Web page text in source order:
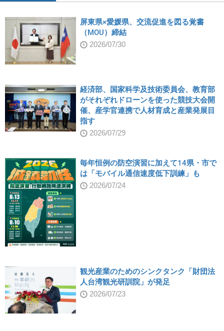
屏東県×愛媛県、交流促進を図る覚書
（MOU）締結
2026/07/30
経済部、国家科学及技術委員会、教育部
がそれぞれドローンを使った競技大会開
催、産学官連携で人材育成と産業発展目
指す
2026/07/29
毎年恒例の防空演習に加えて14県・市で
は「モバイル通信速度低下訓練」も
2026/07/24
観光産業のためのシンクタンク「財団法
人台湾観光研訓院」が発足
2026/07/23